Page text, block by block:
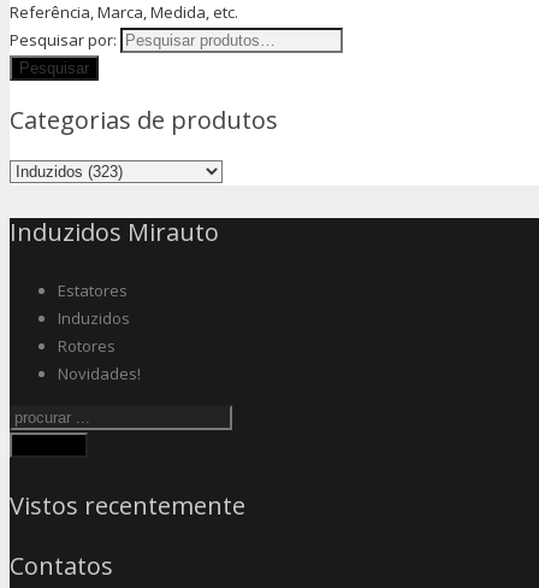
Referência, Marca, Medida, etc.
Pesquisar por:
Categorias de produtos
Induzidos Mirauto
Estatores
Induzidos
Rotores
Novidades!
Vistos recentemente
Contatos